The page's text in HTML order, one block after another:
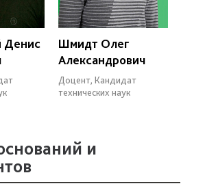
Денис
Шмидт Олег
Александрович
Доцент, Кандидат
технических наук
и